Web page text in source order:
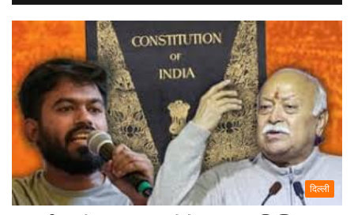
दिल्ली